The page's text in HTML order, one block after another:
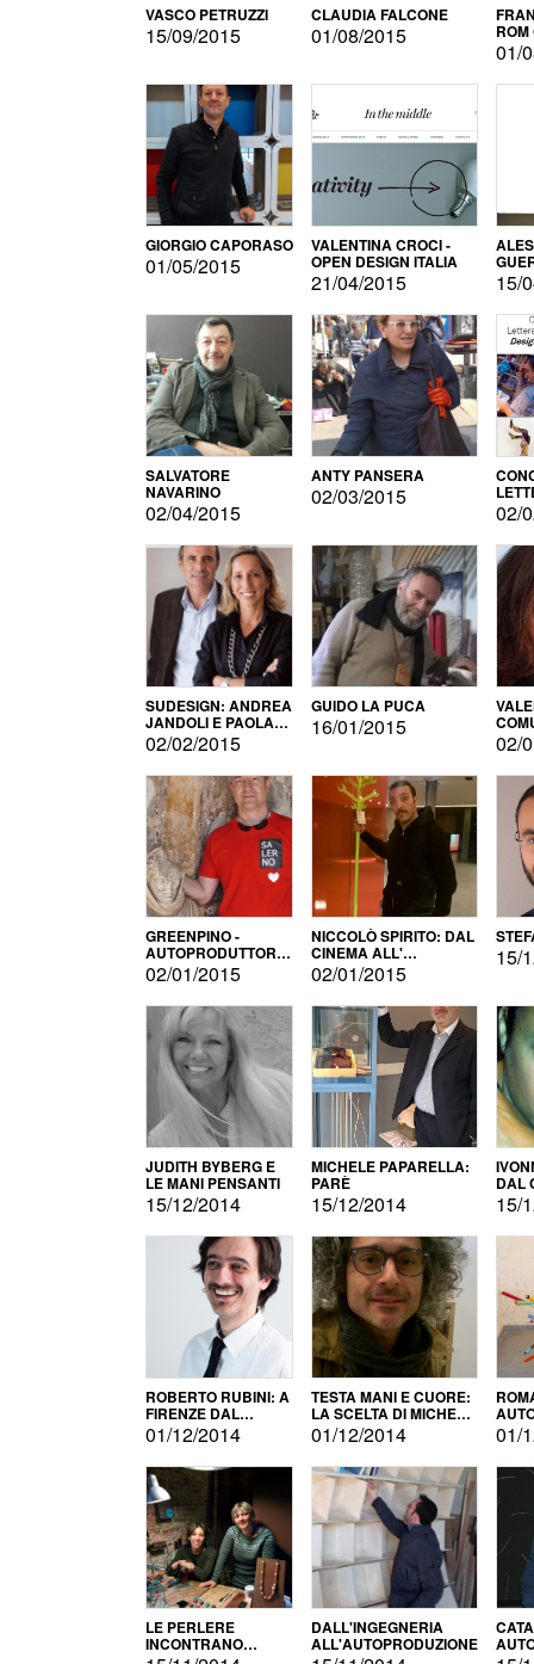
VASCO PETRUZZI
15/09/2015
CLAUDIA FALCONE
01/08/2015
01/
GIORGIO CAPORASO
01/05/2015
VALENTINA CROCI -
OPEN DESIGN ITALIA
21/04/2015 15/
SALVATORE
NAVARINO
02/04/2015
ANTY PANSERA
02/03/2015
02/
SUDESIGN: ANDREA
JANDOLI E PAOLA
PISAPIA
02/02/2015
GUIDO LA PUCA
16/01/2015
02/
GREENPINO -
AUTOPRODUTTORE
PER AMORE
02/01/2015
NICCOLÒ SPIRITO: DAL
CINEMA ALL'
AUTOPRODUZIONE
02/01/2015
15/
JUDITH BYBERG E
LE MANI PENSANTI
15/12/2014
MICHELE PAPARELLA:
PARÈ
15/12/2014
DAL
15/
ROBERTO RUBINI: A
FIRENZE DAL
PRODOTTO ALLA
PROMOZIONE
01/12/2014
TESTA MANI E CUORE:
LA SCELTA DI MICHELE
BARBERIO
01/12/2014 01/
LE PERLERE
INCONTRANO
DALL'INGEGNERIA
ALL'AUTOPRODUZIONE